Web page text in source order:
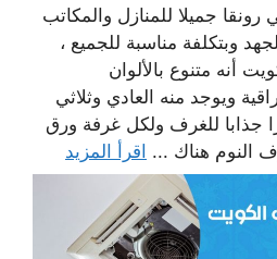
رونقا جميلا للمنازل والمكاتب
وبتكلفة مناسبة للجميع ،
أنه متنوع بالألوان
ويوجد منه العادي وثلاثي
جذابا للغرف ولكل غرفة ورق
النوم هناك ... اقرأ المزيد